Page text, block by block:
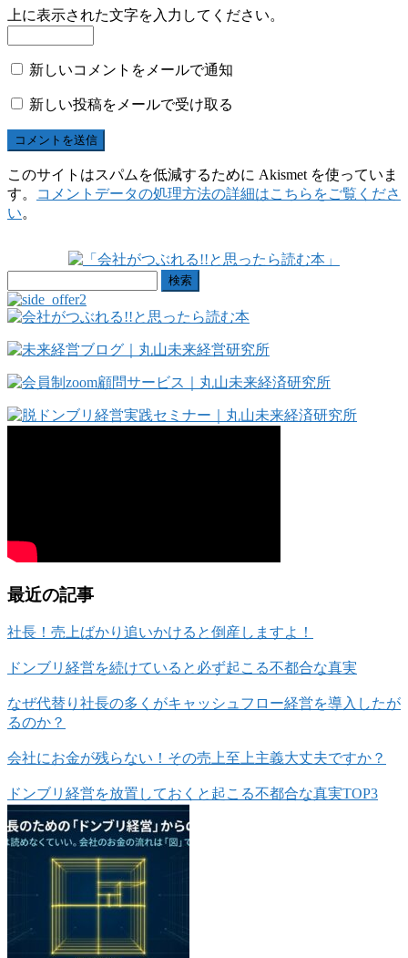
上に表示された文字を入力してください。
新しいコメントをメールで通知
新しい投稿をメールで受け取る
このサイトはスパムを低減するために Akismet を使っていま
す。
コメントデータの処理方法の詳細はこちらをご覧くださ
い。
索:
最近の記事
社長！売上ばかり追いかけると倒産しますよ！
ドンブリ経営を続けていると必ず起こる不都合な真実
なぜ代替り社長の多くがキャッシュフロー経営を導入したが
るのか？
会社にお金が残らない！その売上至上主義大丈夫ですか？
ドンブリ経営を放置しておくと起こる不都合な真実TOP3